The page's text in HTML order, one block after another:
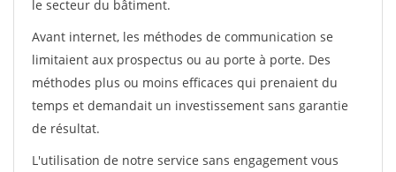
le secteur du bâtiment.
Avant internet, les méthodes de communication se
limitaient aux prospectus ou au porte à porte. Des
méthodes plus ou moins efficaces qui prenaient du
temps et demandait un investissement sans garantie
de résultat.
L'utilisation de notre service sans engagement vous